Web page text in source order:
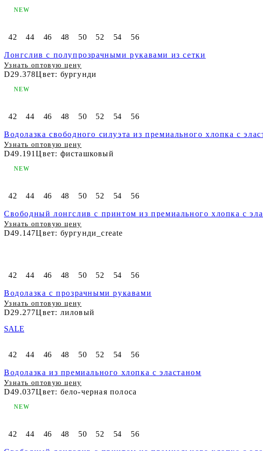
42 44 46 48 50 52 54 56
Лонгслив с полупрозрачными рукавами из сетки
Узнать оптовую цену
D29.378Цвет: бургунди
NEW
42 44 46 48 50 52 54 56
Водолазка свободного силуэта из премиального хлопка с
Узнать оптовую цену
D49.191Цвет: фисташковый
NEW
42 44 46 48 50 52 54 56
Свободный лонгслив с принтом из премиального хлопка с
Узнать оптовую цену
D49.147Цвет: бургунди_create
NEW
42 44 46 48 50 52 54 56
Водолазка с прозрачными рукавами
Узнать оптовую цену
D29.277Цвет: лиловый
42 44 46 48 50 52 54 56
Водолазка из премиального хлопка с эластаном
Узнать оптовую цену
D49.037Цвет: бело-черная полоса
SALE
42 44 46 48 50 52 54 56
NEW